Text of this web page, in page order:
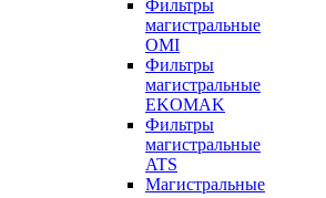
Фильтры
магистральные
OMI
Фильтры
магистральные
EKOMAK
Фильтры
магистральные
ATS
Магистральные